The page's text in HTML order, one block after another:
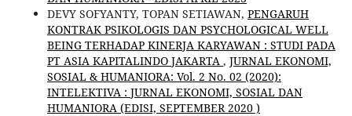
DEVY SOFYANTY, TOPAN SETIAWAN, PENGARUH
KONTRAK PSIKOLOGIS DAN PSYCHOLOGICAL WELL
BEING TERHADAP KINERJA KARYAWAN : STUDI PADA
PT ASIA KAPITALINDO JAKARTA , JURNAL EKONOMI,
SOSIAL & HUMANIORA: Vol. 2 No. 02 (2020):
INTELEKTIVA : JURNAL EKONOMI, SOSIAL DAN
HUMANIORA (EDISI, SEPTEMBER 2020 )